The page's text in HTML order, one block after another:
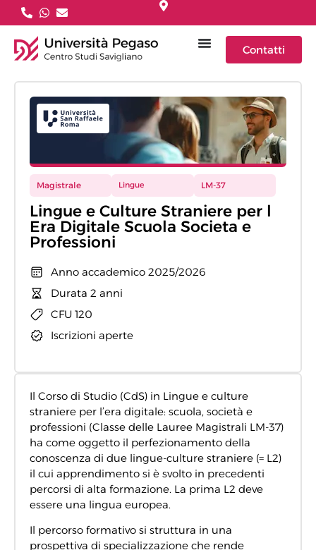
Contatti
Il Corso di Studio (CdS) in Lingue e culture
straniere per l’era digitale: scuola, società e
professioni (Classe delle Lauree Magistrali LM-37)
ha come oggetto il perfezionamento della
conoscenza di due lingue-culture straniere (= L2)
il cui apprendimento si è svolto in precedenti
percorsi di alta formazione. La prima L2 deve
essere una lingua europea.
Il percorso formativo si struttura in una
prospettiva di specializzazione che rende
Magistrale Lingue LM-37
Lingue e Culture Straniere per l
Era Digitale Scuola Societa e
Professioni
Anno accademico 2025/2026
Durata 2 anni
CFU 120
Iscrizioni aperte